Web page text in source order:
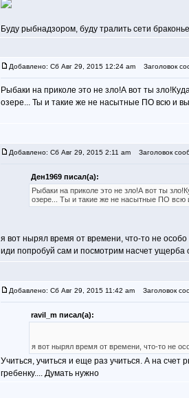
Буду рыбнадзором, буду тралить сети
Добавлено: Сб Авг 29, 2015 12:24 am Заголовок
Рыбаки на приколе это не зло!А вот ты
озере... Ты и такие же не насытные ПО всю и
Добавлено: Сб Авг 29, 2015 2:11 am Заголовок
Ден1969 писал(а):
Рыбаки на приколе это не зло!А вот ты
озере... Ты и такие же не насытные ПО всю
я вот нырял время от времени, что-то не особо
иди попробуй сам и посмотрим насчет ущерба
Добавлено: Сб Авг 29, 2015 11:42 am Заголовок
ravil_m писал(а):
я вот нырял время от времени, что-то не
Учиться, учиться и еще раз учиться. А на
гребенку.... Думать нужно